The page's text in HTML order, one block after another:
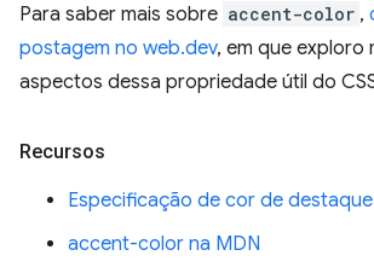
Para saber mais sobre accent-color ,
postagem no web.dev, em que exploro
aspectos dessa propriedade útil do
Recursos
Especificação de cor de destaque
accent-color na MDN